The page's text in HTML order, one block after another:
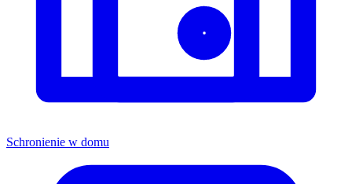
Schronienie w domu